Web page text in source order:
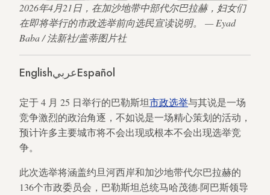
2026年4月21日，在加沙地带中部代尔巴拉赫，妇女们
在即将举行的市政选举前向选民宣读说明。 — Eyad
Baba / 法新社/盖蒂图片社
EnglishعربيEspañol
定于 4 月 25 日举行的巴勒斯坦市政选举与其说是一场
竞争激烈的政治角逐，不如说是一场精心策划的活动，
预计许多主要城市将不会出现或根本不会出现选举竞
争。
此次选举将涵盖约旦河西岸和加沙地带代尔巴拉赫的
136个市政委员会，巴勒斯坦总统马哈茂德·阿巴斯领导